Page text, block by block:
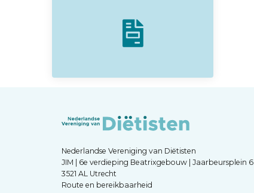
Nederlandse Vereniging van Diëtisten
JIM | 6e verdieping Beatrixgebouw | Jaarbeursplein 6
3521 AL Utrecht
Route en bereikbaarheid